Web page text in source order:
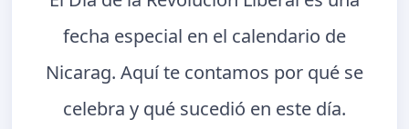
fecha especial en el calendario de
Nicarag. Aquí te contamos por qué se
celebra y qué sucedió en este día.